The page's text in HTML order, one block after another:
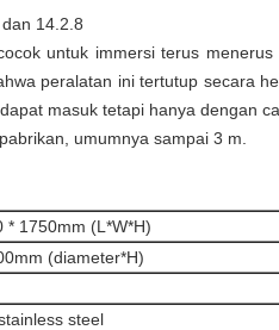
14.2.8
untuk immersi terus
peralatan ini tertutup secara
masuk tetapi hanya dengan
umumnya sampai 3 m.
* 1750mm (L*W*H)
(diameter*H)
steel